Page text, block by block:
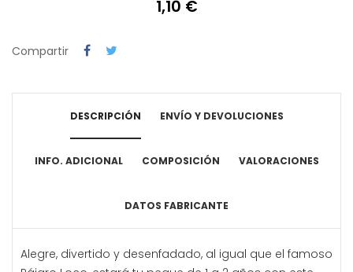
1,10 €
Compartir
DESCRIPCIÓN ENVÍO Y DEVOLUCIONES
INFO. ADICIONAL COMPOSICIÓN VALORACIONES
DATOS FABRICANTE
Alegre, divertido y desenfadado, al igual que el famoso